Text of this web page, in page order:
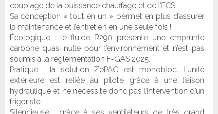
couplage de la puissance chauffage et de l’ECS.
Sa conception « tout en un » permet en plus d’assurer
la maintenance et l’entretien en une seule fois !
Écologique : le fluide R290 présente une emprunte
carbone quasi nulle pour l’environnement et n’est pas
soumis à la réglementation F-GAS 2025.
Pratique : la solution ZéPAC est monobloc. L’unité
extérieure est reliée au pilote grâce à une liaison
hydraulique et ne nécessite donc pas l’intervention d’un
frigoriste.